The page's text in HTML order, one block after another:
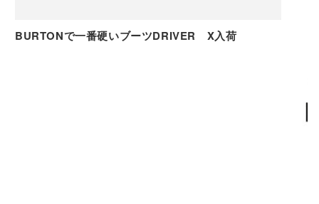
BURTONで一番硬いブーツDRIVER X入荷